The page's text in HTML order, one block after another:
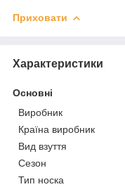
Приховати
Характеристики
Основні
Виробник
Країна виробник
Вид взуття
Сезон
Тип носка